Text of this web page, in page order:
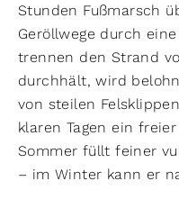
Stunden Fußmarsch
Geröllwege durch
trennen den Strand
durchhält, wird
von steilen
klaren Tagen ein
Sommer füllt feiner
– im Winter kann er